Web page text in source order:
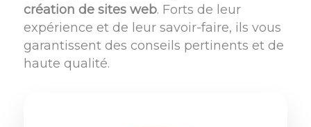
création de sites web. Forts de leur
expérience et de leur savoir-faire, ils vous
garantissent des conseils pertinents et de
haute qualité.